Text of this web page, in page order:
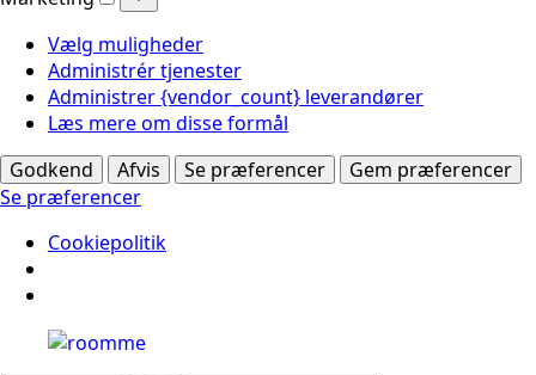
Vælg muligheder
Administrér tjenester
Administrer {vendor_count} leverandører
Læs mere om disse formål
Godkend
Afvis Se præferencer
Gem præferencer
Se præferencer
Cookiepolitik